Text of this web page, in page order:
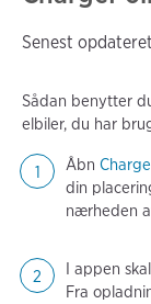
Senest
Sådan benytter
elbiler, du har
Åbn
din
nærheden
I appen
Fra